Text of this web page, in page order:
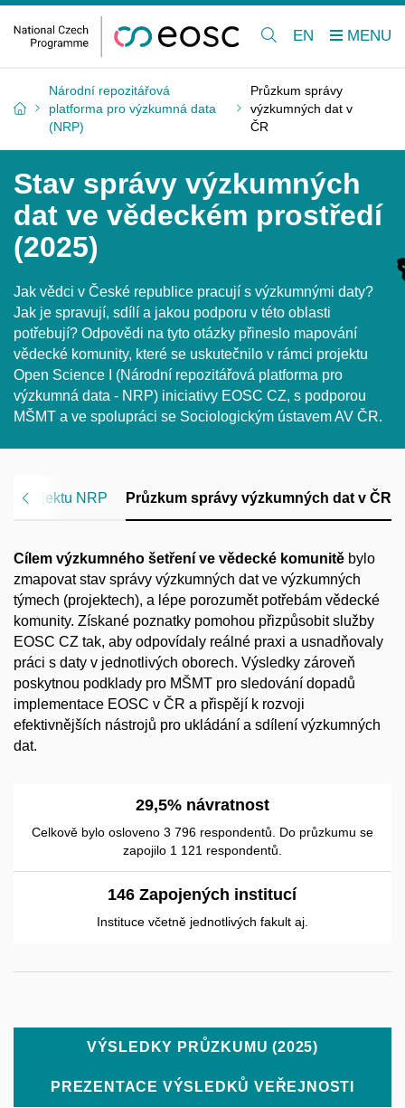
EN
Národní repozitářová
platforma pro výzkumná data
(NRP)
Průzkum správy
výzkumných dat v
ČR
Stav správy výzkumných
dat ve vědeckém prostředí
(2025)
Jak vědci v České republice pracují s výzkumnými daty?
Jak je spravují, sdílí a jakou podporu v této oblasti
potřebují? Odpovědi na tyto otázky přineslo mapování
vědecké komunity, které se uskutečnilo v rámci projektu
Open Science I (Národní repozitářová platforma pro
výzkumná data - NRP) iniciativy EOSC CZ, s podporou
MŠMT a ve spolupráci se Sociologickým ústavem AV ČR.
o projektu NRP Průzkum správy výzkumných dat v ČR
Cílem výzkumného šetření ve vědecké komunitě bylo
zmapovat stav správy výzkumných dat ve výzkumných
týmech (projektech), a lépe porozumět potřebám vědecké
komunity. Získané poznatky pomohou přizpůsobit služby
EOSC CZ tak, aby odpovídaly reálné praxi a usnadňovaly
práci s daty v jednotlivých oborech. Výsledky zároveň
poskytnou podklady pro MŠMT pro sledování dopadů
implementace EOSC v ČR a přispějí k rozvoji
efektivnějších nástrojů pro ukládání a sdílení výzkumných
dat.
29,5% návratnost
Celkově bylo osloveno 3 796 respondentů. Do průzkumu se
zapojilo 1 121 respondentů.
170 Zapojených institucí
Instituce včetně jednotlivých fakult aj.
VÝSLEDKY PRŮZKUMU (2025)
PREZENTACE VÝSLEDKŮ VEŘEJNOSTI